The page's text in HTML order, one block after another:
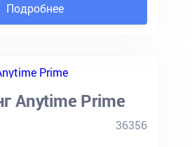
Подробнее
Anytime Prime
36356